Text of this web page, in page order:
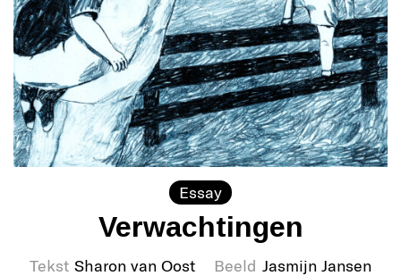
Essay
Verwachtingen
Tekst Sharon van Oost Beeld Jasmijn Jansen